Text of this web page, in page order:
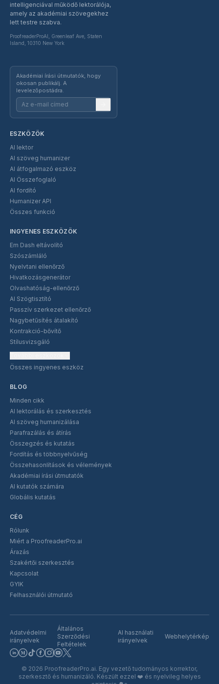
intelligenciával működő lektorálója,
amely az akadémiai szövegekhez
lett testre szabva.
ProofreaderProAI, Greenleaf Ave, Staten
Island, 10310 New York
Akadémiai írási útmutatók, hogy
okosan publikálj. A
levelezőpostádra.
ESZKÖZÖK
AI lektor
AI szöveg humanizer
AI átfogalmazó eszköz
AI Összefoglaló
AI fordító
Humanizer API
Összes funkció
INGYENES ESZKÖZÖK
Em Dash eltávolító
Szószámláló
Nyelvtani ellenőrző
Hivatkozásgenerátor
Olvashatóság-ellenőrző
AI Szögtisztító
Passzív szerkezet ellenőrző
Nagybetűsítés átalakító
Kontrakció-bővítő
Stílusvizsgáló
Összes ingyenes eszköz
BLOG
Minden cikk
AI lektorálás és szerkesztés
AI szöveg humanizálása
Parafrazálás és átírás
Összegzés és kutatás
Fordítás és többnyelvűség
Összehasonlítások és vélemények
Akadémiai írási útmutatók
AI kutatók számára
Globális kutatás
CÉG
Rólunk
Miért a ProofreaderPro.ai
Árazás
Szakértői szerkesztés
Kapcsolat
GYIK
Felhasználói útmutató
Adatvédelmi
irányelvek
Általános
Szerződési
Feltételek
AI használati
irányelvek
Webhelytérkép
© 2026 ProofreaderPro.ai. Egy vezető tudományos korrektor,
szerkesztő és humanizáló. Készült ezzel ❤️ és nyelvileg helyes